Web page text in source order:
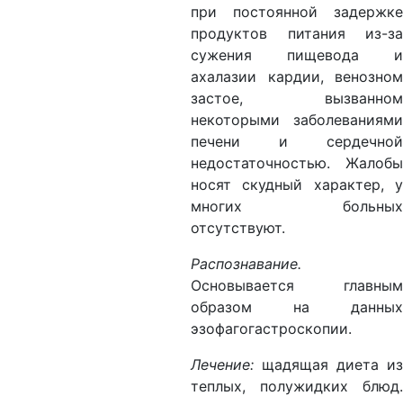
при постоянной задержке
продуктов питания из-за
сужения пищевода и
ахалазии кардии, венозном
застое, вызванном
некоторыми заболеваниями
печени и сердечной
недостаточностью. Жалобы
носят скудный характер, у
многих больных
отсутствуют.
Распознавание.
Основывается главным
образом на данных
эзофагогастроскопии.
Лечение: щадящая диета из
теплых, полужидких блюд.